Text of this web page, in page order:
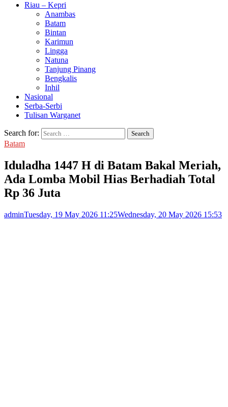
Riau – Kepri
Anambas
Batam
Bintan
Karimun
Lingga
Natuna
Tanjung Pinang
Bengkalis
Inhil
Nasional
Serba-Serbi
Tulisan Warganet
Search for:
Batam
Iduladha 1447 H di Batam Bakal Meriah,
Ada Lomba Mobil Hias Berhadiah Total
Rp 36 Juta
adminTuesday, 19 May 2026 11:25Wednesday, 20 May 2026 15:53